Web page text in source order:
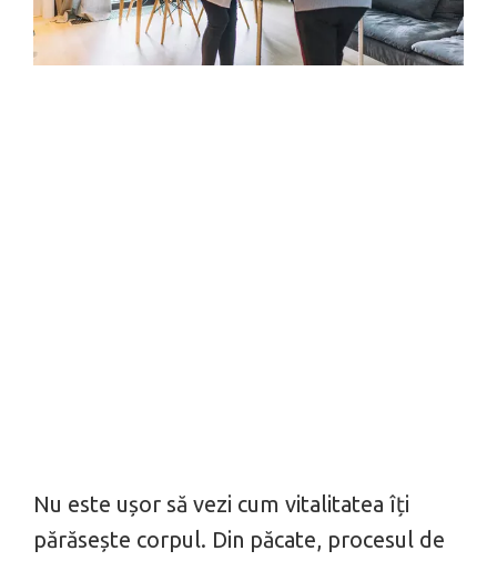
Nu este ușor să vezi cum vitalitatea îți
părăsește corpul. Din păcate, procesul de